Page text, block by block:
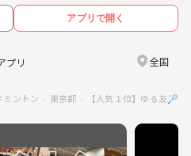
アプリで開く
プリ 全国
ミントン 東京都 【人気１位】ゆる友🏸